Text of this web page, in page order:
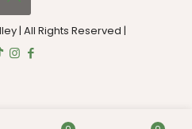
| All Rights Reserved |